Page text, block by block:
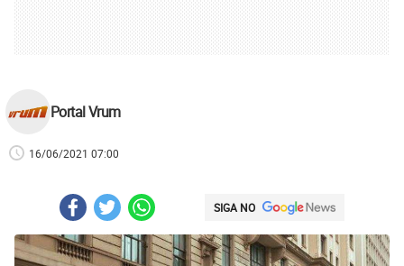
Portal Vrum
16/06/2021 07:00
SIGA NO